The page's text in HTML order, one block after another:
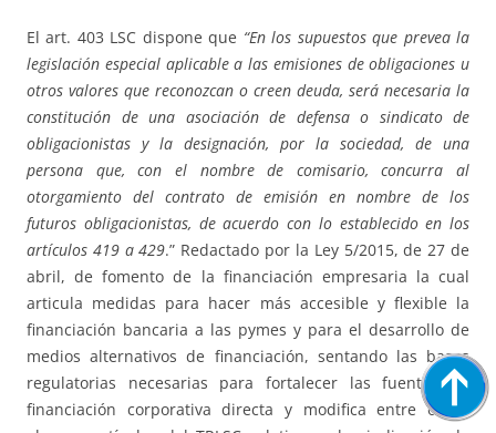
El art. 403 LSC dispone que “En los supuestos que prevea la
legislación especial aplicable a las emisiones de obligaciones u
otros valores que reconozcan o creen deuda, será necesaria la
constitución de una asociación de defensa o sindicato de
obligacionistas y la designación, por la sociedad, de una
persona que, con el nombre de comisario, concurra al
otorgamiento del contrato de emisión en nombre de los
futuros obligacionistas, de acuerdo con lo establecido en los
artículos 419 a 429.” Redactado por la Ley 5/2015, de 27 de
abril, de fomento de la financiación empresaria la cual
articula medidas para hacer más accesible y flexible la
financiación bancaria a las pymes y para el desarrollo de
medios alternativos de financiación, sentando las bases
regulatorias necesarias para fortalecer las fuentes de
financiación corporativa directa y modifica entre otros,